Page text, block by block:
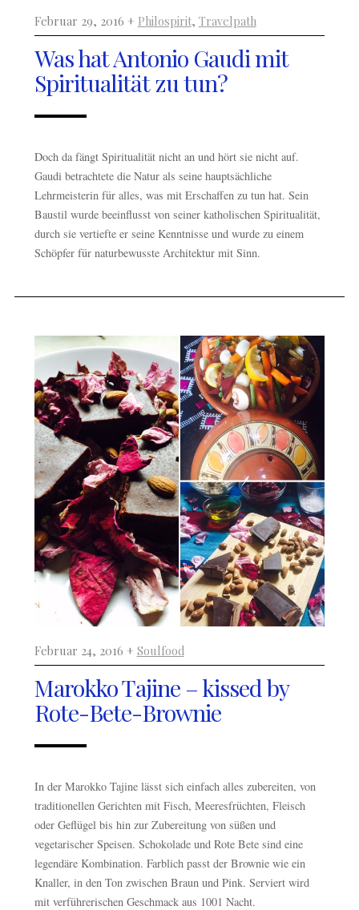
Februar 29, 2016 + Philospirit, Travelpath
Was hat Antonio Gaudi mit
Spiritualität zu tun?
Doch da fängt Spiritualität nicht an und hört sie nicht auf.
Gaudi betrachtete die Natur als seine hauptsächliche
Lehrmeisterin für alles, was mit Erschaffen zu tun hat. Sein
Baustil wurde beeinflusst von seiner katholischen Spiritualität,
durch sie vertiefte er seine Kenntnisse und wurde zu einem
Schöpfer für naturbewusste Architektur mit Sinn.
Februar 24, 2016 + Soulfood
Marokko Tajine – kissed by
Rote-Bete-Brownie
In der Marokko Tajine lässt sich einfach alles zubereiten, von
traditionellen Gerichten mit Fisch, Meeresfrüchten, Fleisch
oder Geflügel bis hin zur Zubereitung von süßen und
vegetarischer Speisen. Schokolade und Rote Bete sind eine
legendäre Kombination. Farblich passt der Brownie wie ein
Knaller, in den Ton zwischen Braun und Pink. Serviert wird
mit verführerischen Geschmack aus 1001 Nacht.